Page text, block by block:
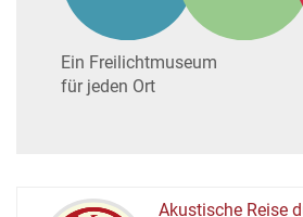
Ein Freilichtmuseum
für jeden Ort
Akustische Reise